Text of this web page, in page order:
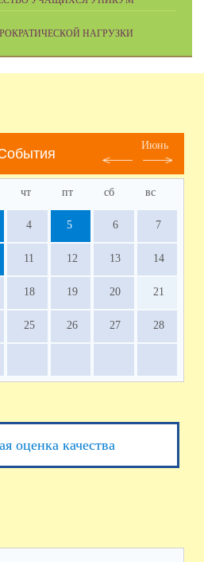
НАГРУЗКИ
Июнь
чт пт сб вс
4 5 6 7
11 12 13 14
18 19 20 21
25 26 27 28
оценка качества